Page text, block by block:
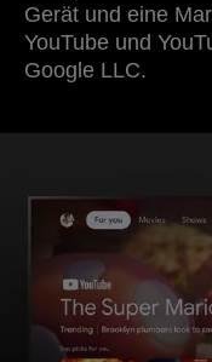
Gerät und eine
YouTube und
Google LLC.